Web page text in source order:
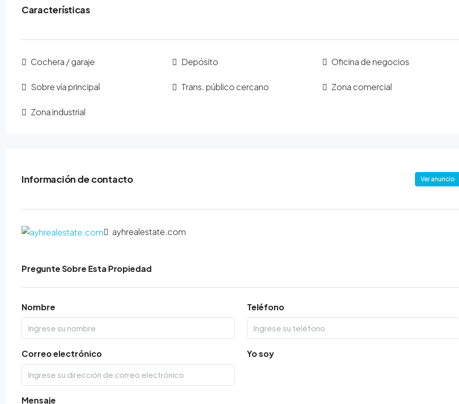
Características
Cochera / garaje Depósito Oficina de negocios
Sobre vía principal Trans. público cercano Zona comercial
Zona industrial
Información de contacto Ver anuncio
ayhrealestate.com
Pregunte Sobre Esta Propiedad
Nombre Teléfono
Correo electrónico Yo soy
Mensaje